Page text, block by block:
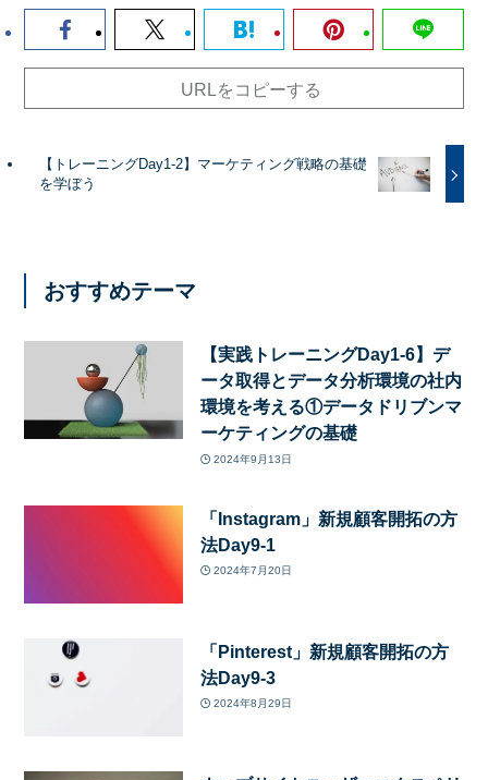
URLをコピーする
【トレーニングDay1-2】マーケティング戦略の基礎
を学ぼう
おすすめテーマ
【実践トレーニングDay1-6】デ
ータ取得とデータ分析環境の社内
環境を考える①データドリブンマ
ーケティングの基礎
2024年9月13日
「Instagram」新規顧客開拓の方
法Day9-1
2024年7月20日
「Pinterest」新規顧客開拓の方
法Day9-3
2024年8月29日